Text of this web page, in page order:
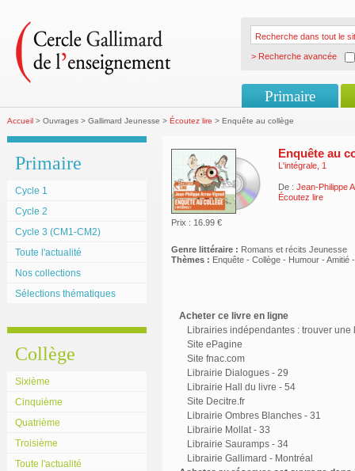
> Recherche avancée
Primaire
Accueil > Ouvrages > Gallimard Jeunesse > Écoutez lire > Enquête au collège
Primaire
Cycle 1
Cycle 2
Cycle 3 (CM1-CM2)
Toute l'actualité
Nos collections
Sélections thématiques
Collège
Sixième
Cinquième
Quatrième
Troisième
Toute l'actualité
Prix : 16.99 €
Enquête au
L'intégrale, 1
De : Jean-Philippe
Écoutez lire
Genre littéraire : Romans et récits Jeunesse
Thèmes : Enquête - Collège - Humour - Amitié
Acheter ce livre en ligne
Librairies indépendantes : trouver une
Site ePagine
Site fnac.com
Librairie Dialogues - 29
Librairie Hall du livre - 54
Site Decitre.fr
Librairie Ombres Blanches - 31
Librairie Mollat - 33
Librairie Sauramps - 34
Librairie Gallimard - Montréal